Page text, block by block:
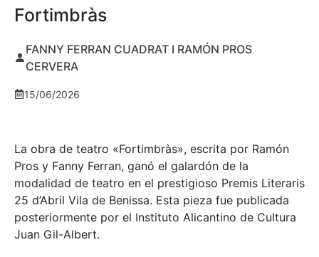
Fortimbràs
FANNY FERRAN CUADRAT I RAMÓN PROS
CERVERA
15/06/2026
La obra de teatro «Fortimbràs», escrita por Ramón
Pros y Fanny Ferran, ganó el galardón de la
modalidad de teatro en el prestigioso Premis Literaris
25 d’Abril Vila de Benissa. Esta pieza fue publicada
posteriormente por el Instituto Alicantino de Cultura
Juan Gil-Albert.